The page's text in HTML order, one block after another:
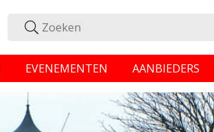
EVENEMENTEN AANBIEDERS